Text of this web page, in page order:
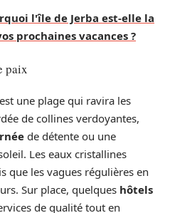
l'île de Jerba est-elle la
prochaines vacances ?
paix
est une plage qui ravira les
de collines verdoyantes,
de détente ou une
Les eaux cristallines
que les vagues régulières en
Sur place, quelques hôtels
de qualité tout en